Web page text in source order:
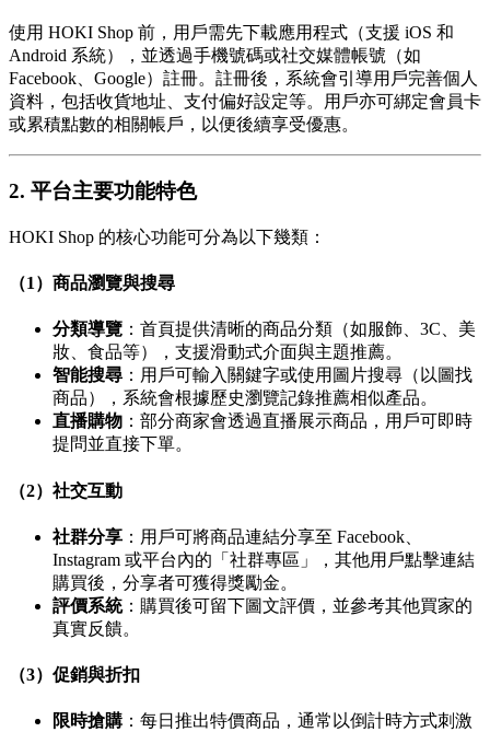
使用 HOKI Shop 前，用戶需先下載應用程式（支援 iOS 和
Android 系統），並透過手機號碼或社交媒體帳號（如
Facebook、Google）註冊。註冊後，系統會引導用戶完善個人
資料，包括收貨地址、支付偏好設定等。用戶亦可綁定會員卡
或累積點數的相關帳戶，以便後續享受優惠。
2. 平台主要功能特色
HOKI Shop 的核心功能可分為以下幾類：
（1）商品瀏覽與搜尋
分類導覽 ：首頁提供清晰的商品分類（如服飾、3C、美
妝、食品等），支援滑動式介面與主題推薦。
智能搜尋 ：用戶可輸入關鍵字或使用圖片搜尋（以圖找
商品），系統會根據歷史瀏覽記錄推薦相似產品。
直播購物 ：部分商家會透過直播展示商品，用戶可即時
提問並直接下單。
（2）社交互動
社群分享 ：用戶可將商品連結分享至 Facebook、
Instagram 或平台內的「社群專區」，其他用戶點擊連結
購買後，分享者可獲得獎勵金。
評價系統：購買後可留下圖文評價，並參考其他買家的
真實反饋。
（3）促銷與折扣
限時搶購 ：每日推出特價商品，通常以倒計時方式刺激